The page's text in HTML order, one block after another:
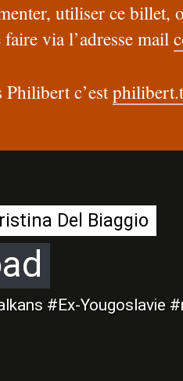
utiliser ce billet,
via l’adresse mail
Philibert c’est
Del Biaggio
#Ex-Yougoslavie